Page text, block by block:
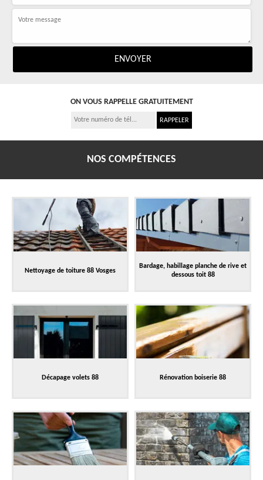
ON VOUS RAPPELLE GRATUITEMENT
NOS COMPÉTENCES
Nettoyage de toiture 88 Vosges
Bardage, habillage planche de rive et
dessous toit 88
Décapage volets 88 Rénovation boiserie 88